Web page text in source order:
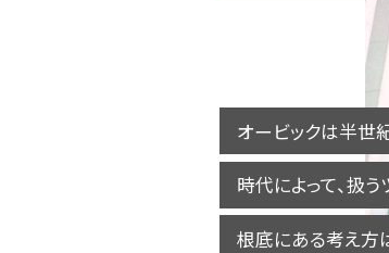
オービックは半世
時代によって、扱
根底にある考え方